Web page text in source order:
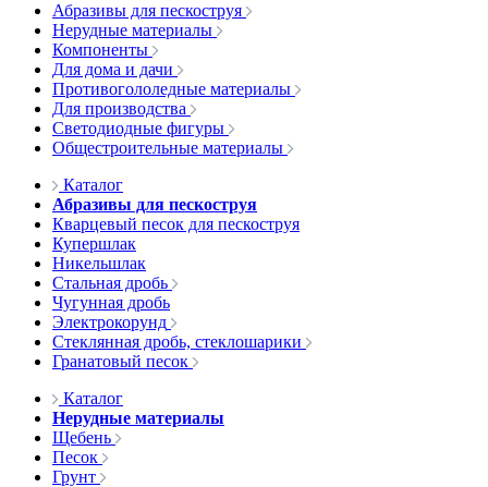
Абразивы для пескоструя
Нерудные материалы
Компоненты
Для дома и дачи
Противогололедные материалы
Для производства
Светодиодные фигуры
Общестроительные материалы
Каталог
Абразивы для пескоструя
Кварцевый песок для пескоструя
Купершлак
Никельшлак
Стальная дробь
Чугунная дробь
Электрокорунд
Стеклянная дробь, стеклошарики
Гранатовый песок
Каталог
Нерудные материалы
Щебень
Песок
Грунт